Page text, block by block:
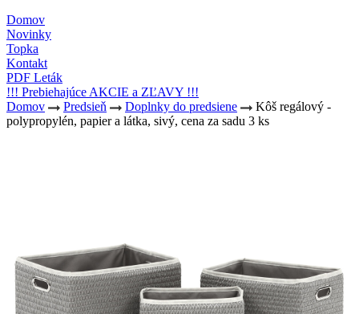
Domov
Novinky
Topka
Kontakt
PDF Leták
!!! Prebiehajúce AKCIE a ZĽAVY !!!
Domov
Predsieň Doplnky do predsiene
Kôš regálový -
polypropylén, papier a látka, sivý, cena za sadu 3 ks